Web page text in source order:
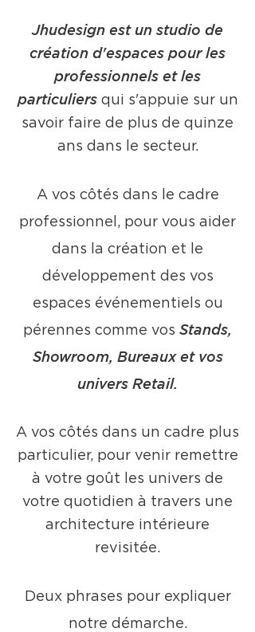
Jhudesign est un studio de
création d'espaces pour les
professionnels et les
particuliersqui s'appuie sur un
savoir faire de plus de quinze
ans dans le secteur.
A vos côtés dans le cadre
professionnel, pour vous aider
dans la création et le
développement des vos
espaces événementiels ou
pérennes comme vos Stands,
Showroom, Bureaux et vos
univers Retail.
A vos côtés dans un cadre plus
particulier, pour venir remettre
à votre goût les univers de
votre quotidien à travers une
architecture intérieure
revisitée.
Deux phrases pour expliquer
notre démarche.